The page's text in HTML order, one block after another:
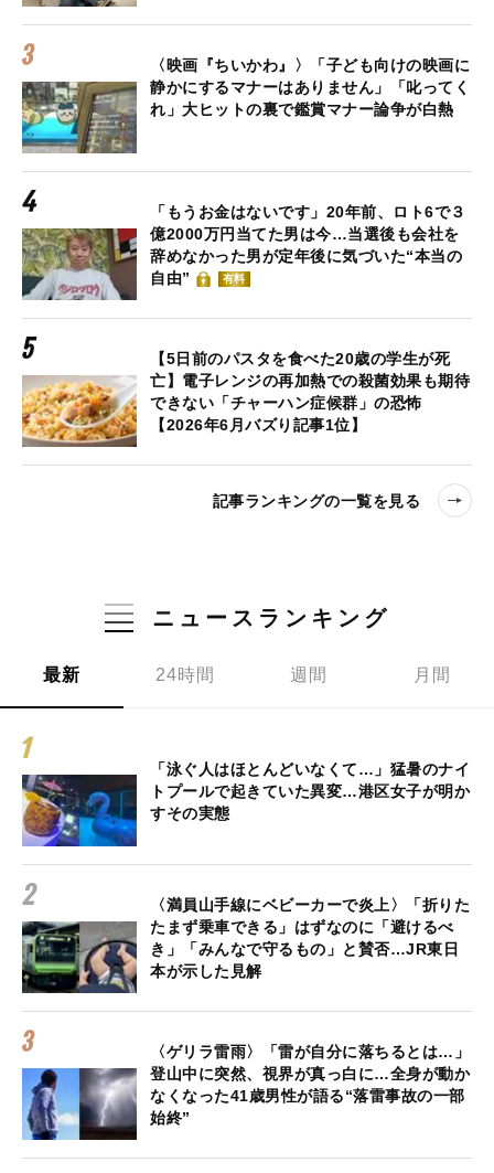
〈映画『ちいかわ』〉「子ども向けの映画に
静かにするマナーはありません」「叱ってく
れ」大ヒットの裏で鑑賞マナー論争が白熱
「もうお金はないです」20年前、ロト6で３
億2000万円当てた男は今…当選後も会社を
辞めなかった男が定年後に気づいた“本当の
自由”
有料
【5日前のパスタを食べた20歳の学生が死
亡】電子レンジの再加熱での殺菌効果も期待
できない「チャーハン症候群」の恐怖
【2026年6月バズり記事1位】
記事ランキングの一覧を見る
ニュースランキング
最新 24時間 週間 月間
「泳ぐ人はほとんどいなくて…」猛暑のナイ
トプールで起きていた異変…港区女子が明か
すその実態
〈満員山手線にベビーカーで炎上〉「折りた
たまず乗車できる」はずなのに「避けるべ
き」「みんなで守るもの」と賛否…JR東日
本が示した見解
〈ゲリラ雷雨〉「雷が自分に落ちるとは…」
登山中に突然、視界が真っ白に…全身が動か
なくなった41歳男性が語る“落雷事故の一部
始終”